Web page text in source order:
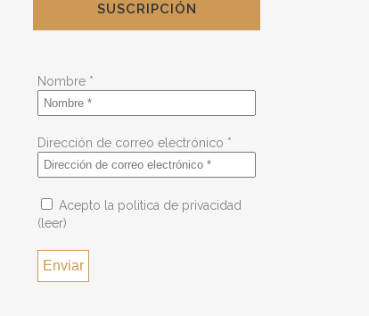
SUSCRIPCIÓN
Nombre *
Dirección de correo electrónico *
Acepto la politica de privacidad
(leer)